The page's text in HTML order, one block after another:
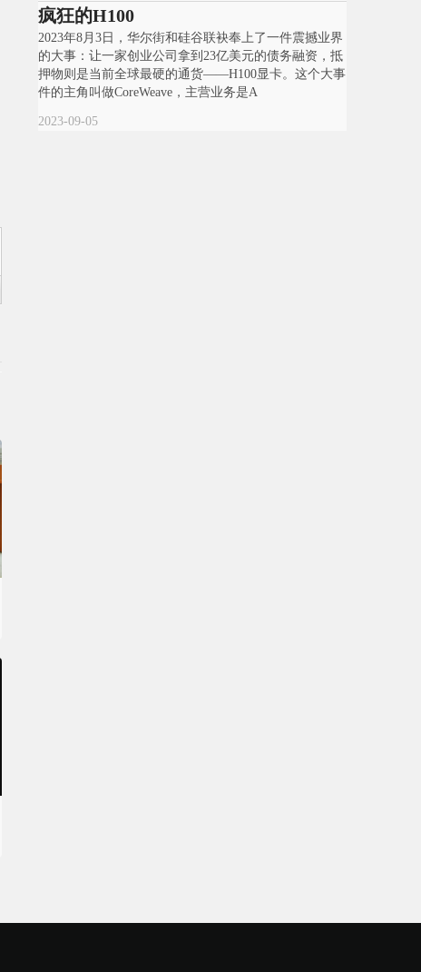
疯狂的H100
2023年8月3日，华尔街和硅谷联袂奉上了一件震撼业界
的大事：让一家创业公司拿到23亿美元的债务融资，抵
押物则是当前全球最硬的通货——H100显卡。这个大事
件的主角叫做CoreWeave，主营业务是A
2023-09-05